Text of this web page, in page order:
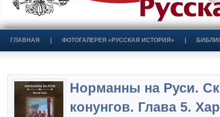
ГЛАВНАЯ ФОТОГАЛЕРЕЯ «РУССКАЯ ИСТОРИЯ»
Норманны на Руси.
конунгов. Глава 5.